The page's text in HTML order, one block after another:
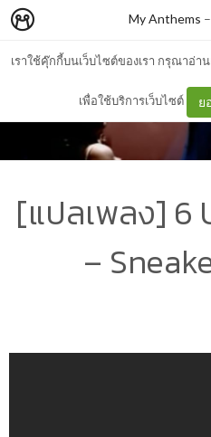
เราใช้คุ๊กกี้บนเว็บไซต์ของเรา กรุณาอ่า
เพื่อใช้บริการเว็บไซต์ ย
My Anthems –
[แปลเพลง] 6
–